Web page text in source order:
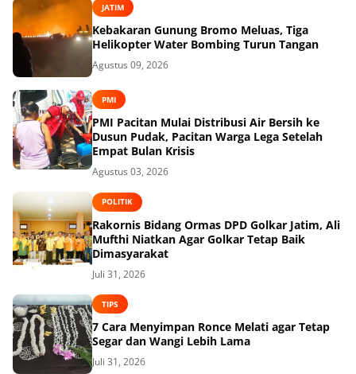
JATIM
Kebakaran Gunung Bromo Meluas, Tiga
Helikopter Water Bombing Turun Tangan
Agustus 09, 2026
PMI
PMI Pacitan Mulai Distribusi Air Bersih ke
Dusun Pudak, Pacitan Warga Lega Setelah
Empat Bulan Krisis
Agustus 03, 2026
POLITIK
Rakornis Bidang Ormas DPD Golkar Jatim, Ali
Mufthi Niatkan Agar Golkar Tetap Baik
Dimasyarakat
Juli 31, 2026
TIPS
7 Cara Menyimpan Ronce Melati agar Tetap
Segar dan Wangi Lebih Lama
Juli 31, 2026